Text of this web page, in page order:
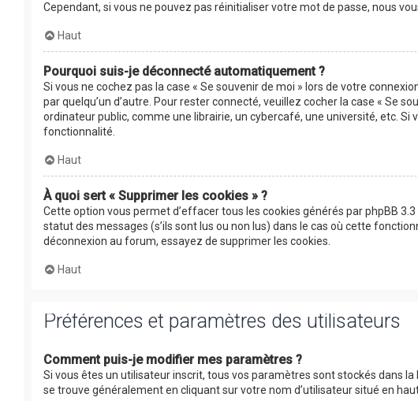
Cependant, si vous ne pouvez pas réinitialiser votre mot de passe, nous
Haut
Pourquoi suis-je déconnecté automatiquement ?
Si vous ne cochez pas la case « Se souvenir de moi » lors de votre
par quelqu’un d’autre. Pour rester connecté, veuillez cocher la case « Se
ordinateur public, comme une librairie, un cybercafé, une université, etc.
fonctionnalité.
Haut
À quoi sert « Supprimer les cookies » ?
Cette option vous permet d’effacer tous les cookies générés par phpBB
statut des messages (s’ils sont lus ou non lus) dans le cas où cette
déconnexion au forum, essayez de supprimer les cookies.
Haut
Préférences et paramètres des utilisateurs
Comment puis-je modifier mes paramètres ?
Si vous êtes un utilisateur inscrit, tous vos paramètres sont stockés dans
se trouve généralement en cliquant sur votre nom d’utilisateur situé en